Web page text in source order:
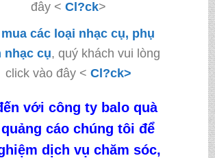
đây <Cl?ck>
mua các loại nhạc cụ, phụ
nhạc cụ, quý khách vui lòng
click vào đây <Cl?ck>
với công ty balo quà
cáo chúng tôi để
dịch vụ chăm sóc,